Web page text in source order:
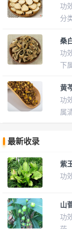
功
分
桑
功
下
黄
功
属
最新收录
紫
功
山
功